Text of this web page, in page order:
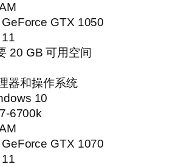
GTX 1050
20 GB 可用空间
器和操作系统
10
6700k
GTX 1070